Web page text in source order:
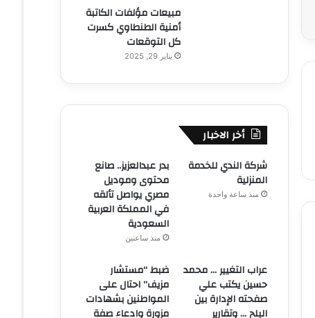
مبيعات مؤلفات الكاتبة
أمنية الطنطاوي كسرت
كل التوقعات
يناير 29, 2025
أخر الاخبار
شركة الندي للخدمة
المنزلية
منذ ساعة واحدة
بدر عبدالعزيز.. صانع
محتوى وموديل
مصري يواصل تألقه
في المملكة العربية
السعودية
منذ ساعتين
عراب التغيير … محمد
حسين يكتب علي
صفحته الإدارة بين
البلح … وتقارير
ضبط “مستشار
مزيف” احتال على
المواطنين بشهادات
مزورة وادعاء صفة